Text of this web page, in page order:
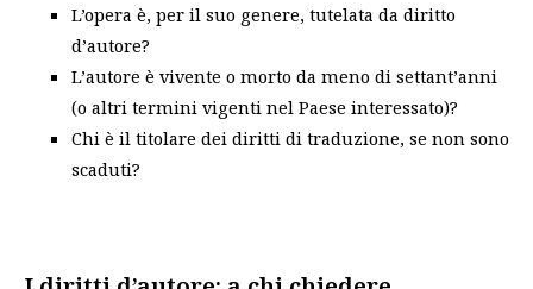
L’opera è, per il suo genere, tutelata da diritto
d’autore?
L’autore è vivente o morto da meno di settant’anni
(o altri termini vigenti nel Paese interessato)?
Chi è il titolare dei diritti di traduzione, se non sono
scaduti?